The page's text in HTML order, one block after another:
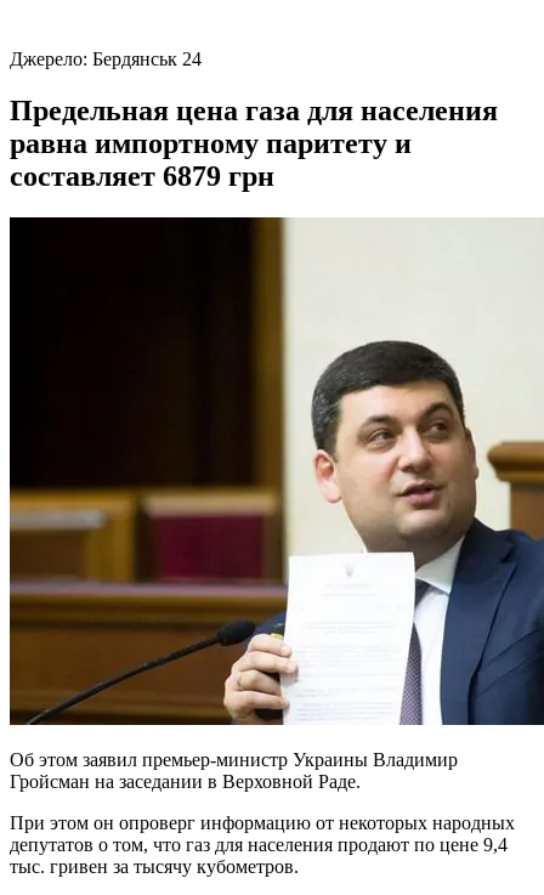
Джерело: Бердянськ 24
Предельная цена газа для населения
равна импортному паритету и
составляет 6879 грн
Об этом заявил премьер-министр Украины Владимир
Гройсман на заседании в Верховной Раде.
При этом он опроверг информацию от некоторых народных
депутатов о том, что газ для населения продают по цене 9,4
тыс. гривен за тысячу кубометров.